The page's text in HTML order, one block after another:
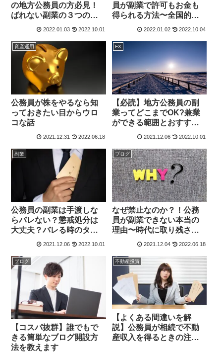
の地方公務員の方必見！
ばれない副業の３つのや
り方を教えます！
2022.01.03 2022.10.01
員が副業で許可もお金も
得られる方法〜全国的に
は副業は進んでいる
2022.01.02 2022.10.04
資産運用
公務員が株をやるなら知
っておきたい目からウロ
コな話
2021.12.31 2022.06.18
FX
【必読】地方公務員の副
業ってどこまでOK?兼業
ができる範囲とおすすめ
の副業をご紹介！
2021.12.06 2022.10.01
副業
公務員の副業は手渡しな
らバレない？懲戒処分は
大丈夫？バレる時のタイ
ミングなども解説
2021.12.06 2022.10.01
ブログ
なぜ禁止なのか？！公務
員が副業できない本当の
理由〜時代に取り残され
て転職が難しい職業〜
2021.12.04 2022.06.18
ブログ
【コスパ抜群】誰でもで
きる簡単なブログ開設方
法を教えます
不動産投資
【よくある間違いを解
説】公務員が相続で不動
産収入を得るときの注意